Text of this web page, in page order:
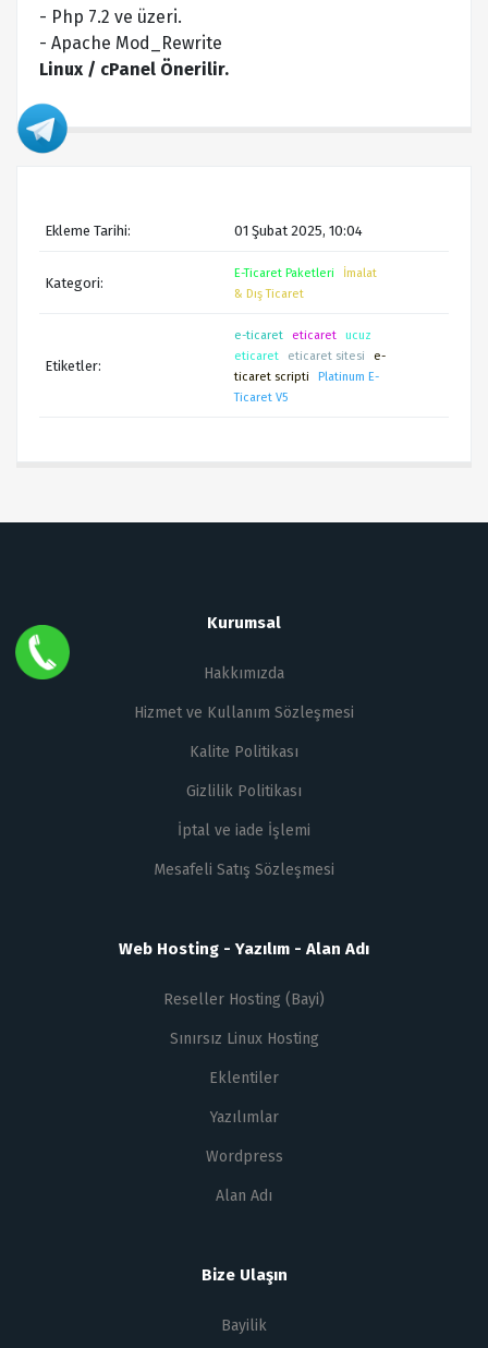
- Php 7.2 ve üzeri.
- Apache Mod_Rewrite
Linux / cPanel Önerilir.
Ekleme Tarihi: 01 Şubat 2025, 10:04
Kategori:
E-Ticaret Paketleri
İmalat
& Dış Ticaret
Etiketler:
e-ticaret eticaret
ucuz
eticaret
eticaret sitesi
e-
ticaret scripti
Platinum E-
Ticaret V5
Kurumsal
Hakkımızda
Hizmet ve Kullanım Sözleşmesi
Kalite Politikası
Gizlilik Politikası
İptal ve iade İşlemi
Mesafeli Satış Sözleşmesi
Web Hosting - Yazılım - Alan Adı
Reseller Hosting (Bayi)
Sınırsız Linux Hosting
Eklentiler
Yazılımlar
Wordpress
Alan Adı
Bize Ulaşın
Bayilik